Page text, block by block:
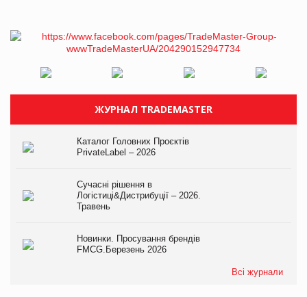
ЖУРНАЛ TRADEMASTER
Каталог Головних Проєктів
PrivateLabel – 2026
Сучасні рішення в
Логістиці&Дистрибуції – 2026.
Травень
Новинки. Просування брендів
FMCG.Березень 2026
Всі журнали